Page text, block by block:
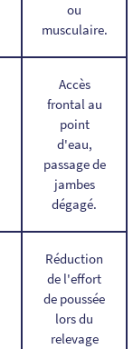
ou
musculaire.
Accès
frontal au
point
d'eau,
passage de
jambes
dégagé.
Réduction
de l'effort
de poussée
lors du
relevage